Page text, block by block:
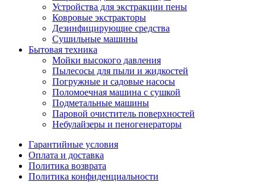
Устройства для экстракции пены
Ковровые экстракторы
Дезинфицирующие средства
Сушильные машины
Бытовая техника
Мойки высокого давления
Пылесосы для пыли и жидкостей
Погружные и садовые насосы
Поломоечная машина с сушкой
Подметальные машины
Паровой очиститель поверхностей
Небулайзеры и пеногенераторы
Гарантийные условия
Оплата и доставка
Политика возврата
Политика конфиденциальности